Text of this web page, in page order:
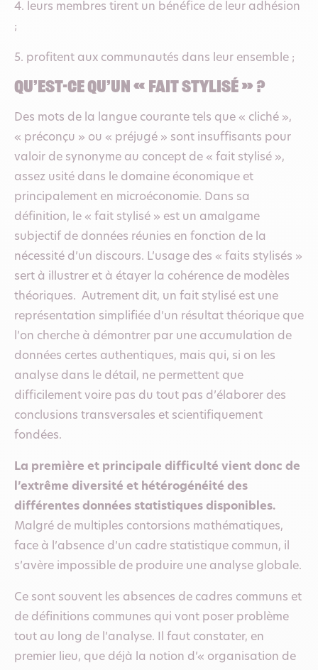
4. leurs membres tirent un bénéfice de leur adhésion
;
5. profitent aux communautés dans leur ensemble ;
qu’est-ce qu’un « fait stylisé » ?
Des mots de la langue courante tels que « cliché »,
« préconçu » ou « préjugé » sont insuffisants pour
valoir de synonyme au concept de « fait stylisé »,
assez usité dans le domaine économique et
principalement en microéconomie. Dans sa
définition, le « fait stylisé » est un amalgame
subjectif de données réunies en fonction de la
nécessité d’un discours. L’usage des « faits stylisés »
sert à illustrer et à étayer la cohérence de modèles
théoriques. Autrement dit, un fait stylisé est une
représentation simplifiée d’un résultat théorique que
l’on cherche à démontrer par une accumulation de
données certes authentiques, mais qui, si on les
analyse dans le détail, ne permettent que
difficilement voire pas du tout pas d’élaborer des
conclusions transversales et scientifiquement
fondées.
La première et principale difficulté vient donc de
l’extrême diversité et hétérogénéité des
différentes données statistiques disponibles.
Malgré de multiples contorsions mathématiques,
face à l’absence d’un cadre statistique commun, il
s’avère impossible de produire une analyse globale.
Ce sont souvent les absences de cadres communs et
de définitions communes qui vont poser problème
tout au long de l’analyse. Il faut constater, en
premier lieu, que déjà la notion d’« organisation de